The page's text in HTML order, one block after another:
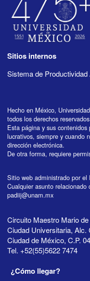
Sitios internos
Sistema de
Hecho en México,
todos los derechos
Esta página y sus
lucrativos, siempre y cuando
dirección electrónica.
De otra forma, requiere
Sitio web administrado por
Cualquier asunto
padiij@unam.mx
Circuito Maestro Mario
Ciudad Universitaria, Alc.
Ciudad de México, C.P.
Tel. +52(55)5622 7474
¿Cómo llegar?